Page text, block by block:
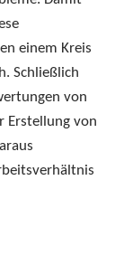
einem Kreis
Schließlich
von
Erstellung von